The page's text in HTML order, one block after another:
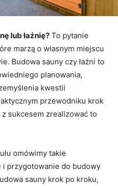
lub łaźnię? To pytanie
marzą o własnym miejscu
Budowa sauny czy łaźni to
planowania,
kwestii
przewodniku krok
sukcesem zrealizować to
omówimy takie
i przygotowanie do budowy
sauny krok po kroku,